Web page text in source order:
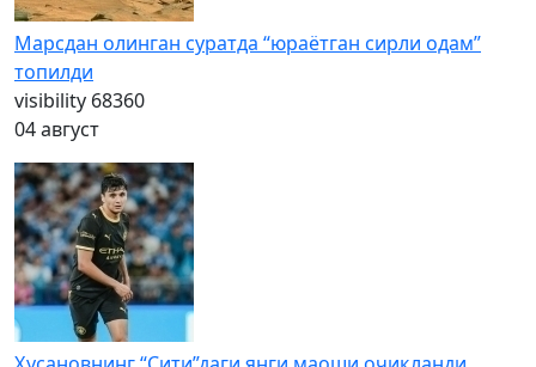
Марсдан олинган суратда “юраётган сирли одам”
топилди
visibility 68360
04 август